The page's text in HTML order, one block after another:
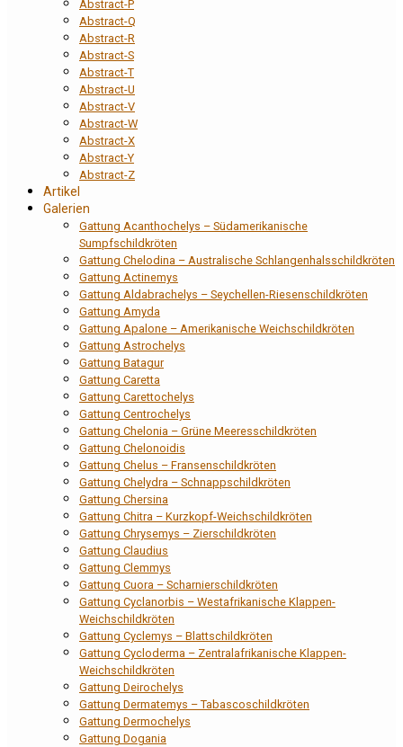
Abstract-P
Abstract-Q
Abstract-R
Abstract-S
Abstract-T
Abstract-U
Abstract-V
Abstract-W
Abstract-X
Abstract-Y
Abstract-Z
Artikel
Galerien
Gattung Acanthochelys – Südamerikanische
Sumpfschildkröten
Gattung Chelodina – Australische Schlangenhalsschildkröten
Gattung Actinemys
Gattung Aldabrachelys – Seychellen-Riesenschildkröten
Gattung Amyda
Gattung Apalone – Amerikanische Weichschildkröten
Gattung Astrochelys
Gattung Batagur
Gattung Caretta
Gattung Carettochelys
Gattung Centrochelys
Gattung Chelonia – Grüne Meeresschildkröten
Gattung Chelonoidis
Gattung Chelus – Fransenschildkröten
Gattung Chelydra – Schnappschildkröten
Gattung Chersina
Gattung Chitra – Kurzkopf-Weichschildkröten
Gattung Chrysemys – Zierschildkröten
Gattung Claudius
Gattung Clemmys
Gattung Cuora – Scharnierschildkröten
Gattung Cyclanorbis – Westafrikanische Klappen-
Weichschildkröten
Gattung Cyclemys – Blattschildkröten
Gattung Cycloderma – Zentralafrikanische Klappen-
Weichschildkröten
Gattung Deirochelys
Gattung Dermatemys – Tabascoschildkröten
Gattung Dermochelys
Gattung Dogania